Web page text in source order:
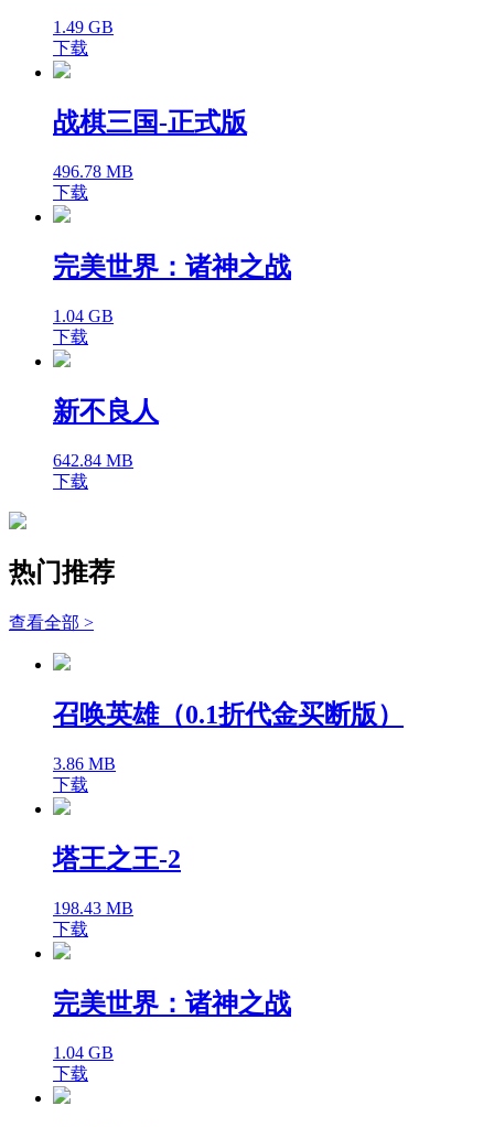
1.49 GB
下载
战棋三国-正式版
496.78 MB
下载
完美世界：诸神之战
1.04 GB
下载
新不良人
642.84 MB
下载
热门推荐
查看全部 >
召唤英雄（0.1折代金买断版）
3.86 MB
下载
塔王之王-2
198.43 MB
下载
完美世界：诸神之战
1.04 GB
下载